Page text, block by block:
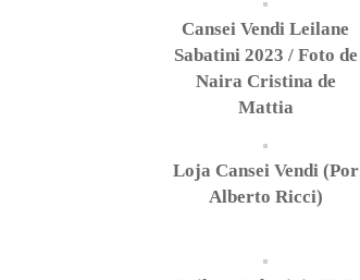
Cansei Vendi Leilane
Sabatini 2023 / Foto de
Naira Cristina de
Mattia
Loja Cansei Vendi (Por
Alberto Ricci)